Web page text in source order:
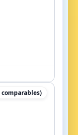
comparables)